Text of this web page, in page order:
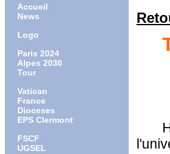
Accueil
News
Logo
Paris 2024
Alpes 2030
Tour
Vatican
France
Dioceses
EPS Clermont
FSCF
UGSEL
La